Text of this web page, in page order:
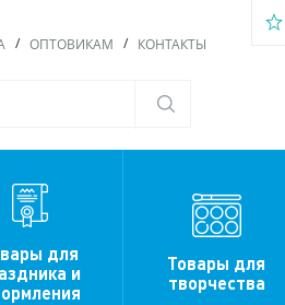
ОПТОВИКАМ КОНТАКТЫ
для
и
Товары для
творчества